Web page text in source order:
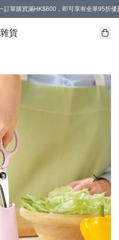
單購買滿HK$600，即可享有全單95折優
單消費購物滿HK$680(折扣後），可享有
貨